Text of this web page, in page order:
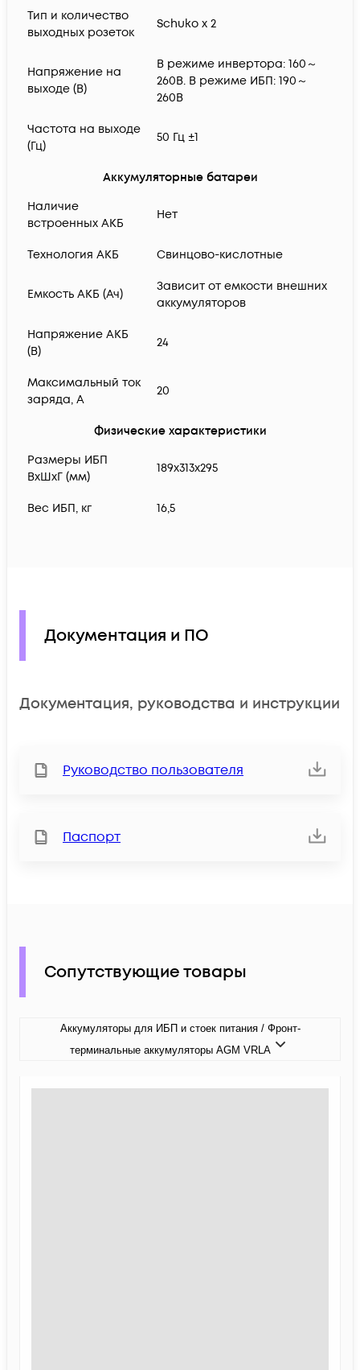
Тип и количество
выходных розеток
Schuko x 2
Напряжение на
выходе (В)
В режиме инвертора: 160～
260В. В режиме ИБП: 190～
260В
Частота на выходе
(Гц)
50 Гц ±1
Аккумуляторные батареи
Наличие
встроенных АКБ
Нет
Технология АКБ Свинцово-кислотные
Емкость АКБ (Ач)
Зависит от емкости внешних
аккумуляторов
Напряжение АКБ
(В)
24
Максимальный ток
заряда, А
20
Физические характеристики
Размеры ИБП
ВхШхГ (мм)
189х313х295
Вес ИБП, кг 16,5
Документация и ПО
Документация, руководства и инструкции
Руководство пользователя
Паспорт
Сопутствующие товары
Аккумуляторы для ИБП и стоек питания / Фронт-
терминальные аккумуляторы AGM VRLA